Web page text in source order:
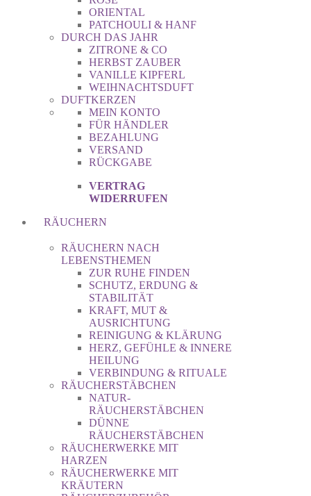
ORIENTAL
PATCHOULI & HANF
DURCH DAS JAHR
ZITRONE & CO
HERBST ZAUBER
VANILLE KIPFERL
WEIHNACHTSDUFT
DUFTKERZEN
MEIN KONTO
FÜR HÄNDLER
BEZAHLUNG
VERSAND
RÜCKGABE
VERTRAG
WIDERRUFEN
RÄUCHERN
RÄUCHERN NACH
LEBENSTHEMEN
ZUR RUHE FINDEN
SCHUTZ, ERDUNG &
STABILITÄT
KRAFT, MUT &
AUSRICHTUNG
REINIGUNG & KLÄRUNG
HERZ, GEFÜHLE & INNERE
HEILUNG
VERBINDUNG & RITUALE
RÄUCHERSTÄBCHEN
NATUR-
RÄUCHERSTÄBCHEN
DÜNNE
RÄUCHERSTÄBCHEN
RÄUCHERWERKE MIT
HARZEN
RÄUCHERWERKE MIT
KRÄUTERN